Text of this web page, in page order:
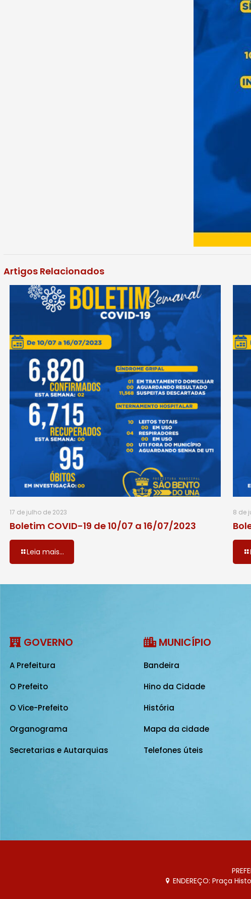
Artigos Relacionados
17 de julho de 2023
Boletim COVID-19 de 10/07 a 16/07/2023
Leia mais...
8 de
GOVERNO
A Prefeitura
O Prefeito
O Vice-Prefeito
Organograma
Secretarias e Autarquias
MUNICÍPIO
Bandeira
Hino da Cidade
História
Mapa da cidade
Telefones úteis
ENDEREÇO: Praça